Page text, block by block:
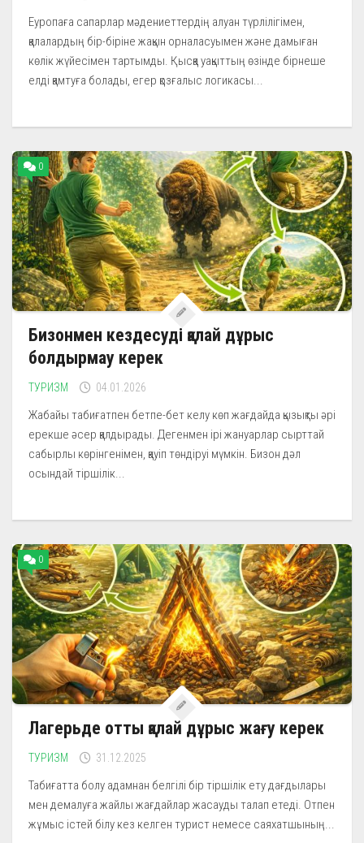
Еуропаға сапарлар мәдениеттердің алуан түрлілігімен,
қалалардың бір-біріне жақын орналасуымен және дамыған
көлік жүйесімен тартымды. Қысқа уақыттың өзінде бірнеше
елді қамтуға болады, егер қозғалыс логикасы...
0
Бизонмен кездесуді қалай дұрыс
болдырмау керек
ТУРИЗМ 04.01.2026
Жабайы табиғатпен бетпе-бет келу көп жағдайда қызықты әрі
ерекше әсер қалдырады. Дегенмен ірі жануарлар сырттай
сабырлы көрінгенімен, қауіп төндіруі мүмкін. Бизон дәл
осындай тіршілік...
0
Лагерьде отты қалай дұрыс жағу керек
ТУРИЗМ 31.12.2025
Табиғатта болу адамнан белгілі бір тіршілік ету дағдылары
мен демалуға жайлы жағдайлар жасауды талап етеді. Отпен
жұмыс істей білу кез келген турист немесе саяхатшының...